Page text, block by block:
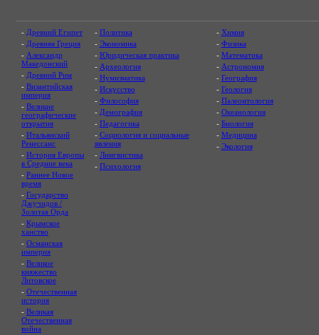
- Древний Египет
- Древняя Греция
- Александр
Македонский
- Древний Рим
- Византийская
империя
- Великие
географические
открытия
- Итальянский
Ренессанс
- История Европы
в Средние века
- Раннее Новое
время
- Государство
Джучидов /
Золотая Орда
- Крымское
ханство
- Османская
империя
- Великое
княжество
Литовское
- Отечественная
история
- Великая
Отечественная
война
- Политика
- Экономика
- Юридическая практика
- Археология
- Нумизматика
- Искусство
- Философия
- Демография
- Педагогика
- Социология и социальные
явления
- Лингвистика
- Психология
- Химия
- Физика
- Математика
- Астрономия
- География
- Геология
- Палеонтология
- Океанология
- Биология
- Медицина
- Экология